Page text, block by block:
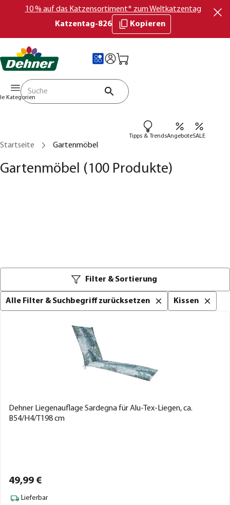
10 % auf das Katzensortiment* zum Weltkatzentag
Katzentag-826
Kopieren
Kategorien
Tipps & TrendsAngeboteSALE
Startseite Gartenmöbel
Gartenmöbel (100 Produkte)
Filter & Sortierung
Alle Filter & Suchbegriff zurücksetzen Kissen
Dehner Liegenauflage Sardegna für Alu-Tex-Liegen, ca.
B54/H4/T198 cm
49,99 €
Lieferbar